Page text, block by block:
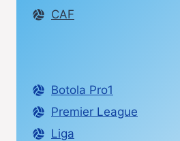
CAF
Botola Pro1
Premier League
Liga